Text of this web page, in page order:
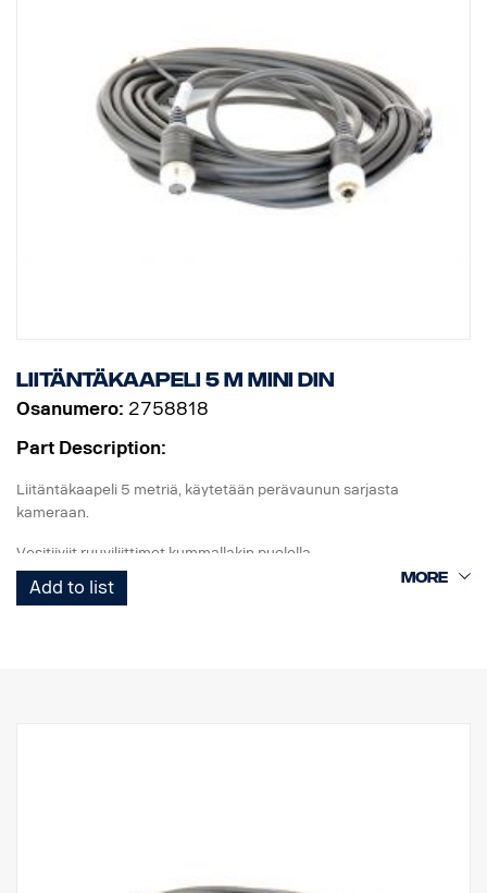
Liitäntäkaapeli 5 m MINI DIN
Osanumero: 2758818
Part Description:
Liitäntäkaapeli 5 metriä, käytetään perävaunun sarjasta
kameraan.
Vesitiiviit ruuviliittimet kummallakin puolella.
Add to list